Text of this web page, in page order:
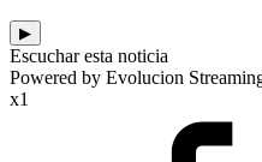
▶
Escuchar esta noticia
Powered by Evolucion
x1